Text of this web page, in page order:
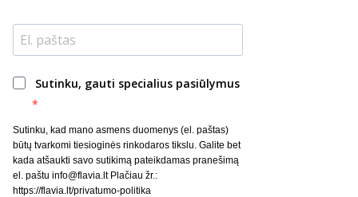
Sutinku, gauti specialius pasiūlymus
Sutinku, kad mano asmens duomenys (el. paštas)
būtų tvarkomi tiesioginės rinkodaros tikslu. Galite bet
kada atšaukti savo sutikimą pateikdamas pranešimą
el. paštu info@flavia.lt Plačiau žr.:
https://flavia.lt/privatumo-politika